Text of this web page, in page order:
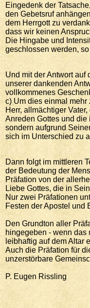
Eingedenk der
den Gebetsruf
dem Herrgott zu
dass wir keinen
Die Hingabe und
geschlossen werden,
Und mit der Antwort
unserer dankenden
vollkommenes
c) Um dies einmal
Herr, allmächtiger
Anreden Gottes und
sondern aufgrund
sich im Unterschied zu
Dann folgt im mittleren
der Bedeutung der
Präfation von der
Liebe Gottes, die in
Nur zwei Präfationen
Festen der Apostel und
Den Grundton aller
hingegeben - wenn das
leibhaftig auf dem Altar
Auch die Präfation für
unzerstörbare
P. Eugen Rissling